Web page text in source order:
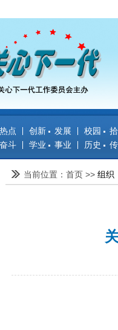
点 创新 发展 校园 拾
斗
学业 事业 历史
当前位置：首页 >> 组